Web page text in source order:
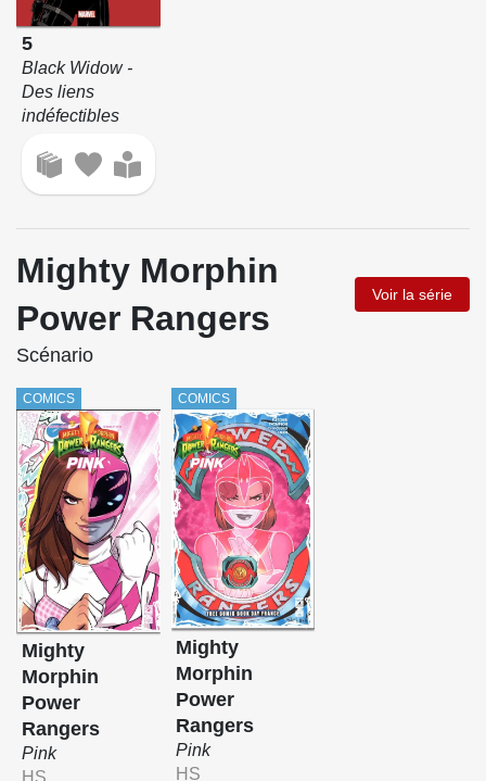
5
Black Widow -
Des liens
indéfectibles
Mighty Morphin
Power Rangers
Voir la série
Scénario
COMICS
Mighty
Morphin
Power
Rangers
Pink
HS
COMICS
Mighty
Morphin
Power
Rangers
Pink
HS